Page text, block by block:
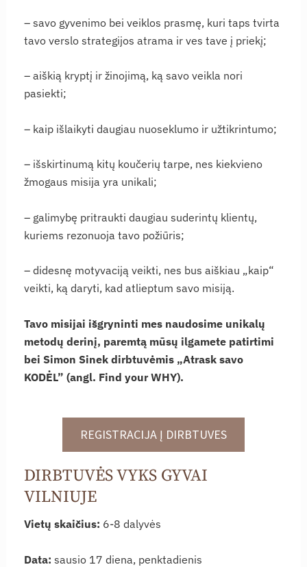
– savo gyvenimo bei veiklos prasmę, kuri taps tvirta
tavo verslo strategijos atrama ir ves tave į priekį;
– aiškią kryptį ir žinojimą, ką savo veikla nori
pasiekti;
– kaip išlaikyti daugiau nuoseklumo ir užtikrintumo;
– išskirtinumą kitų koučerių tarpe, nes kiekvieno
žmogaus misija yra unikali;
– galimybę pritraukti daugiau suderintų klientų,
kuriems rezonuoja tavo požiūris;
– didesnę motyvaciją veikti, nes bus aiškiau „kaip“
veikti, ką daryti, kad atlieptum savo misiją.
Tavo misijai išgryninti mes naudosime unikalų
metodų derinį, paremtą mūsų ilgamete patirtimi
bei Simon Sinek dirbtuvėmis „Atrask savo
KODĖL” (angl. Find your WHY).
REGISTRACIJA Į DIRBTUVES
DIRBTUVĖS VYKS GYVAI
VILNIUJE
Vietų skaičius: 6-8 dalyvės
Data: sausio 17 diena, penktadienis